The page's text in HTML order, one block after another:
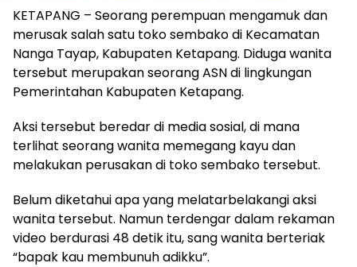
KETAPANG – Seorang perempuan mengamuk dan
merusak salah satu toko sembako di Kecamatan
Nanga Tayap, Kabupaten Ketapang. Diduga wanita
tersebut merupakan seorang ASN di lingkungan
Pemerintahan Kabupaten Ketapang.
Aksi tersebut beredar di media sosial, di mana
terlihat seorang wanita memegang kayu dan
melakukan perusakan di toko sembako tersebut.
Belum diketahui apa yang melatarbelakangi aksi
wanita tersebut. Namun terdengar dalam rekaman
video berdurasi 48 detik itu, sang wanita berteriak
“bapak kau membunuh adikku”.